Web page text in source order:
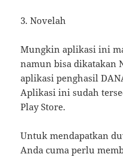
3. Novelah
Mungkin aplikasi ini
namun bisa dikatakan
aplikasi penghasil
Aplikasi ini sudah
Play Store.
Untuk mendapatkan
Anda cuma perlu